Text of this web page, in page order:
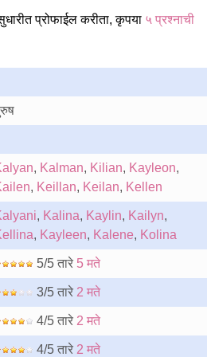
प्रोफाईल करीता, कृपया ५ प्रश्नाची
, Kalman, Kilian, Kayleon,
, Keillan, Keilan, Kellen
, Kalina, Kaylin, Kailyn,
, Kayleen, Kalene, Kolina
5/5 तारे 5 मते
3/5 तारे 2 मते
4/5 तारे 2 मते
4/5 तारे 2 मते